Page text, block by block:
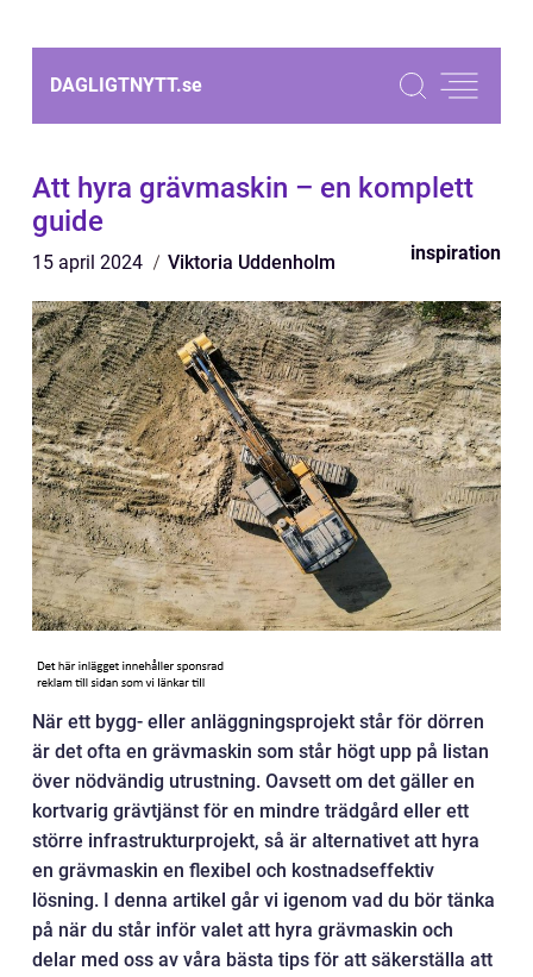
DAGLIGTNYTT.se
Att hyra grävmaskin – en komplett
guide
15 april 2024 Viktoria Uddenholm inspiration
När ett bygg- eller anläggningsprojekt står för dörren
är det ofta en grävmaskin som står högt upp på listan
över nödvändig utrustning. Oavsett om det gäller en
kortvarig grävtjänst för en mindre trädgård eller ett
större infrastrukturprojekt, så är alternativet att hyra
en grävmaskin en flexibel och kostnadseffektiv
lösning. I denna artikel går vi igenom vad du bör tänka
på när du står inför valet att hyra grävmaskin och
delar med oss av våra bästa tips för att säkerställa att